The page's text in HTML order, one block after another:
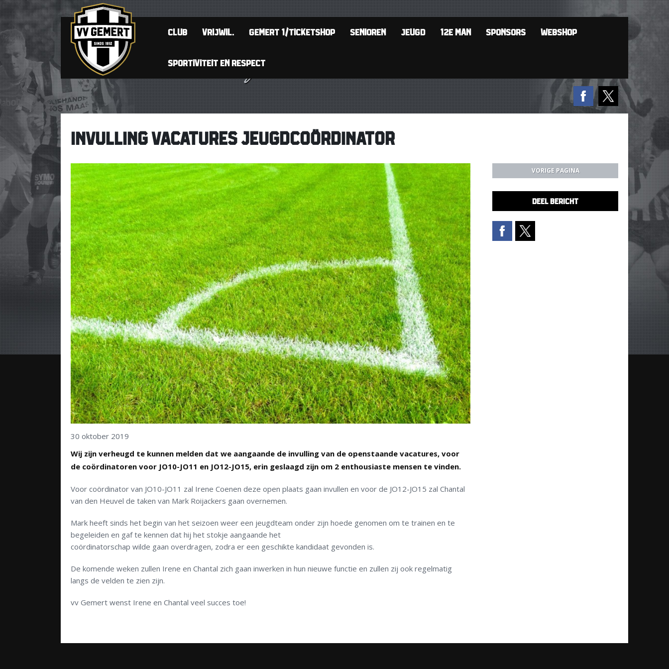
CLUB VRIJWIL. GEMERT 1/TICKETSHOP SENIOREN JEUGD 12E MAN SPONSORS WEBSHOP
SPORTIVITEIT EN RESPECT
INVULLING VACATURES JEUGDCOÖRDINATOR
30 oktober 2019
Wij zijn verheugd te kunnen melden dat we aangaande de invulling van de openstaande vacatures, voor
de coördinatoren voor JO10-JO11 en JO12-JO15, erin geslaagd zijn om 2 enthousiaste mensen te vinden.
Voor coördinator van JO10-JO11 zal Irene Coenen deze open plaats gaan invullen en voor de JO12-JO15 zal Chantal
van den Heuvel de taken van Mark Roijackers gaan overnemen.
Mark heeft sinds het begin van het seizoen weer een jeugdteam onder zijn hoede genomen om te trainen en te
begeleiden en gaf te kennen dat hij het stokje aangaande het
coördinatorschap wilde gaan overdragen, zodra er een geschikte kandidaat gevonden is.
De komende weken zullen Irene en Chantal zich gaan inwerken in hun nieuwe functie en zullen zij ook regelmatig
langs de velden te zien zijn.
vv Gemert wenst Irene en Chantal veel succes toe!
VORIGE PAGINA
DEEL BERICHT